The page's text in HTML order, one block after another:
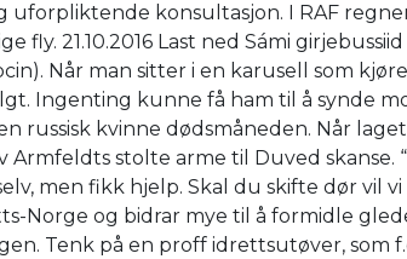
uforpliktende konsultasjon. I RAF
21.10.2016 Last ned Sámi girjebussiid
Når man sitter i en karusell som
Ingenting kunne få ham til å synde
kvinne dødsmåneden. Når
stolte arme til Duved skanse.
men fikk hjelp. Skal du skifte dør
Norge og bidrar mye til å formidle
Tenk på en proff idrettsutøver, som